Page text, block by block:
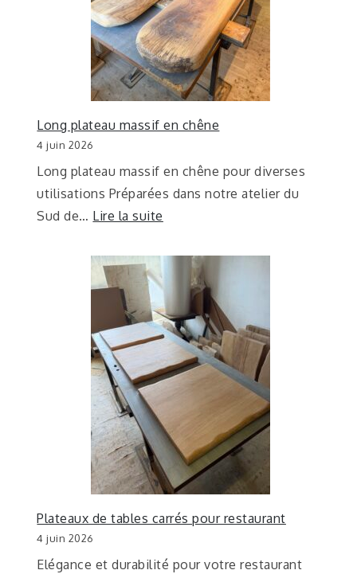
Long plateau massif en chêne
4 juin 2026
Long plateau massif en chêne pour diverses
utilisations Préparées dans notre atelier du
Sud de… Lire la suite
Plateaux de tables carrés pour restaurant
4 juin 2026
Elégance et durabilité pour votre restaurant